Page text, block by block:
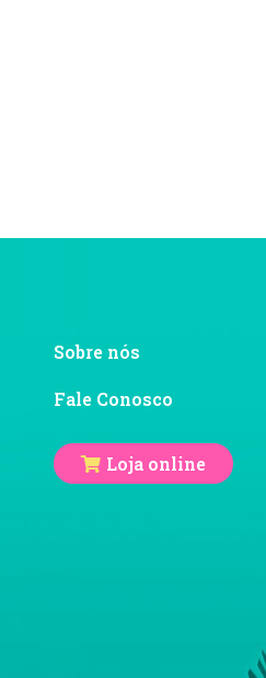
Sobre nós
Fale Conosco
Loja online